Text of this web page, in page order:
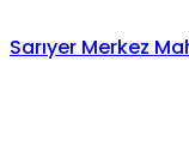
Sarıyer Merkez